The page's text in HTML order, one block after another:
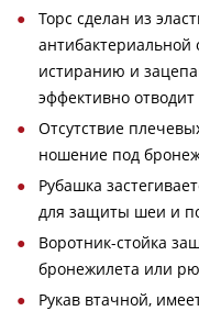
Торс сделан из
антибактериальной
истиранию и
эффективно отводит
Отсутствие
ношение под
Рубашка
для защиты шеи и
Воротник-стойка
бронежилета или
Рукав втачной,